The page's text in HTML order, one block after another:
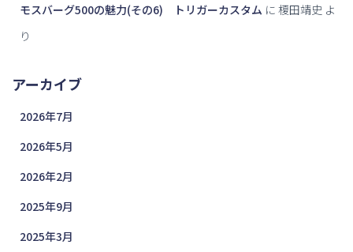
モスバーグ500の魅力(その6) トリガーカスタム に 榎田靖史 よ
り
アーカイブ
2026年7月
2026年5月
2026年2月
2025年9月
2025年3月